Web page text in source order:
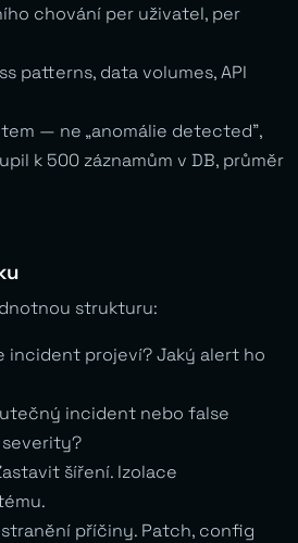
chování per uživatel, per
patterns, data volumes, API
— ne „anomálie detected”,
k 500 záznamům v DB, průměr
strukturu:
incident projeví? Jaký alert ho
incident nebo false
severity?
šíření. Izolace
příčiny. Patch, config